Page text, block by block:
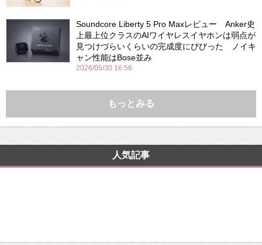
Soundcore Liberty 5 Pro Maxレビュー Anker史
上最上位クラスのAIワイヤレスイヤホンは弱点が
見つけづらいくらいの完成度にびびった ノイキ
ャン性能はBose並み
2026/05/30 16:56
もっとみる
人気記事